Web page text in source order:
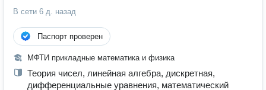
В сети 6 д. назад
Паспорт проверен
МФТИ прикладные математика и физика
Теория чисел, линейная алгебра, дискретная,
дифференциальные уравнения, математический